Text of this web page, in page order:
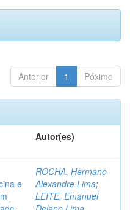
Anterior 1 Póximo
Autor(es)
e
ROCHA, Hermano
Alexandre Lima;
LEITE, Emanuel